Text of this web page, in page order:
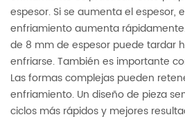
espesor. Si se aumenta el espesor,
enfriamiento aumenta
de 8 mm de espesor puede tardar
enfriarse. También es importante
Las formas complejas pueden
enfriamiento. Un diseño de pieza
ciclos más rápidos y mejores